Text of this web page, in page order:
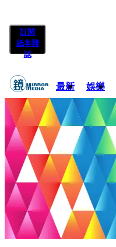
訂閱
紙本雜
誌
最新 娛樂